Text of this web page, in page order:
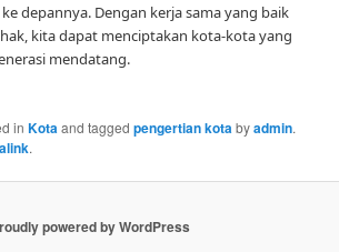
depannya. Dengan kerja sama yang baik
kita dapat menciptakan kota-kota yang
mendatang.
inKotaand taggedpengertian kotabyadmin.
.
powered by WordPress